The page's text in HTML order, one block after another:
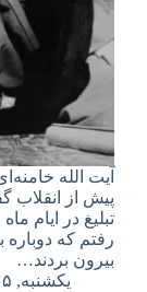
آیت الله
تبلیغ در ایام
رفتم که دوباره
بیرون بردند…
یکشنبه, ۱۵ بهمن ۱۴۰۲ – ۲۰:۳۰